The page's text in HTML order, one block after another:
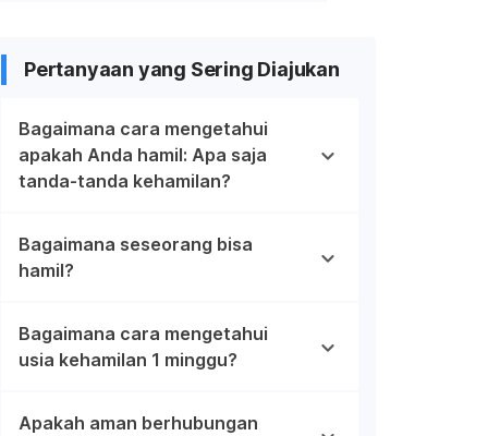
Pertanyaan yang Sering Diajukan
Bagaimana cara mengetahui
apakah Anda hamil: Apa saja
tanda-tanda kehamilan?
Bagaimana seseorang bisa
hamil?
Bagaimana cara mengetahui
usia kehamilan 1 minggu?
Apakah aman berhubungan